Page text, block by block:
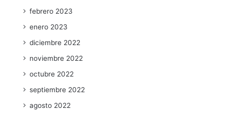
febrero 2023
enero 2023
diciembre 2022
noviembre 2022
octubre 2022
septiembre 2022
agosto 2022